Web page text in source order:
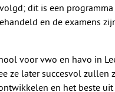
dit is een
en de examens
voor vwo en havo in
ze later succesvol
en het beste uit